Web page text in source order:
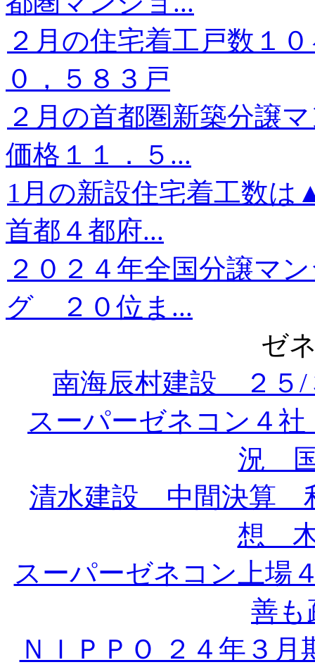
２月の住宅着工戸数１
０，５８３戸
２月の首都圏新築分譲
価格１１．５...
1月の新設住宅着工数
首都４都府...
２０２４年全国分譲マ
グ ２０位ま...
ゼ
南海辰村建設 ２５
スーパーゼネコン４
況 国
清水建設 中間決算
想 木
スーパーゼネコン上場
善
ＮＩＰＰＯ ２４年３